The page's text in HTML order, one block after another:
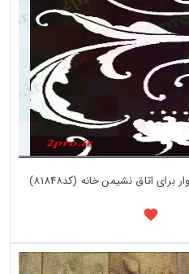
اتاق نشیمن خانه (کد81848)